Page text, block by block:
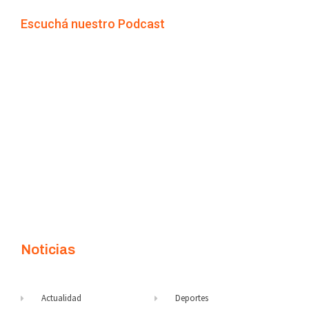
Escuchá nuestro Podcast
Noticias
Actualidad Deportes